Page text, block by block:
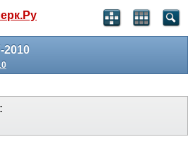
Клерк без рекламы
2010